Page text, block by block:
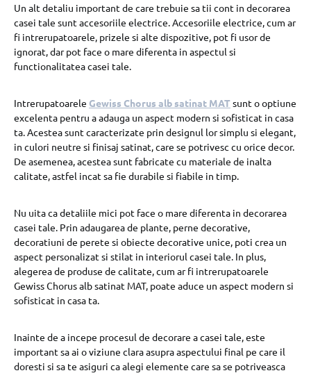
Un alt detaliu important de care trebuie sa tii cont in decorarea
casei tale sunt accesoriile electrice. Accesoriile electrice, cum ar
fi intrerupatoarele, prizele si alte dispozitive, pot fi usor de
ignorat, dar pot face o mare diferenta in aspectul si
functionalitatea casei tale.
Intrerupatoarele Gewiss Chorus alb satinat MATsunt o optiune
excelenta pentru a adauga un aspect modern si sofisticat in casa
ta. Acestea sunt caracterizate prin designul lor simplu si elegant,
in culori neutre si finisaj satinat, care se potrivesc cu orice decor.
De asemenea, acestea sunt fabricate cu materiale de inalta
calitate, astfel incat sa fie durabile si fiabile in timp.
Nu uita ca detaliile mici pot face o mare diferenta in decorarea
casei tale. Prin adaugarea de plante, perne decorative,
decoratiuni de perete si obiecte decorative unice, poti crea un
aspect personalizat si stilat in interiorul casei tale. In plus,
alegerea de produse de calitate, cum ar fi intrerupatoarele
Gewiss Chorus alb satinat MAT, poate aduce un aspect modern si
sofisticat in casa ta.
Inainte de a incepe procesul de decorare a casei tale, este
important sa ai o viziune clara asupra aspectului final pe care il
doresti si sa te asiguri ca alegi elemente care sa se potriveasca